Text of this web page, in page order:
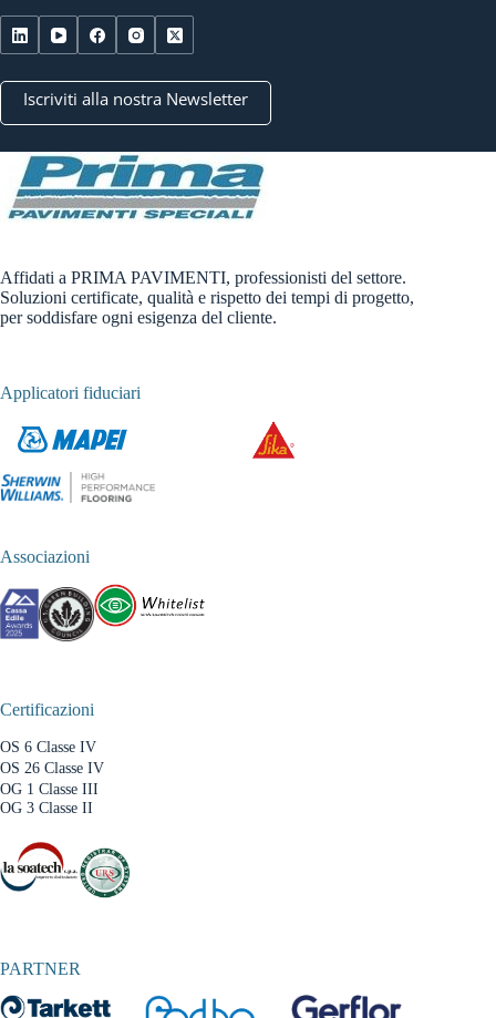
Iscriviti alla nostra Newsletter
Affidati a PRIMA PAVIMENTI, professionisti del settore.
Soluzioni certificate, qualità e rispetto dei tempi di progetto,
per soddisfare ogni esigenza del cliente.
Applicatori fiduciari
Associazioni
Certificazioni
OS 6 Classe IV
OS 26 Classe IV
OG 1 Classe III
OG 3 Classe II
PARTNER